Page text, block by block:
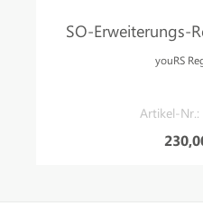
SO-Erweiterungs-
youRS
Artikel-Nr.: